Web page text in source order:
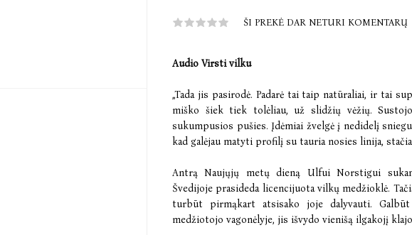
ŠI PREKĖ DAR NETURI KOMENTARŲ
Audio Virsti vilku
„Tada jis pasirodė. Padarė tai taip natūraliai, ir tai
miško šiek tiek tolėliau, už slidžių vėžių.
sukumpusios pušies. Įdėmiai žvelgė į nedidelį
kad galėjau matyti profilį su tauria nosies linija,
Antrą Naujųjų metų dieną Ulfui Norstigui
Švedijoje prasideda licencijuota vilkų medžioklė.
turbūt pirmąkart atsisako joje dalyvauti.
medžiotojo vagonėlyje, jis išvydo vienišą ilgakojį